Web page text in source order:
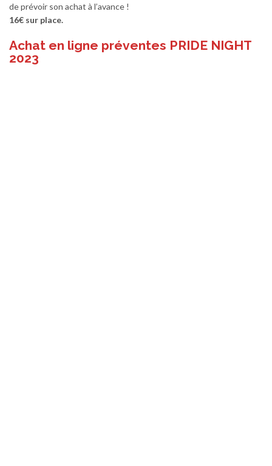
de prévoir son achat à l’avance !
16€ sur place.
Achat en ligne préventes PRIDE NIGHT
2023